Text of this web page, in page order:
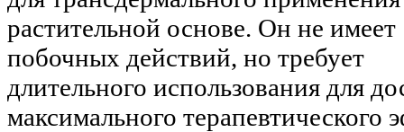
растительной основе. Он не имеет
побочных действий, но требует
длительного использования для
максимального терапевтического